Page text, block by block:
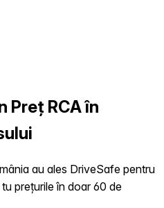
Preț RCA în
au ales DriveSafe pentru
prețurile în doar 60 de